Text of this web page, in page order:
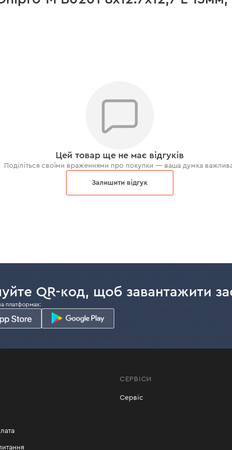
Цей товар ще не має відгуків
Поділіться своїми враженнями про покупки — ваша думка
Залишити відгук
QR-код, щоб завантажити
платформах:
СЕРВІСИ
Сервіс